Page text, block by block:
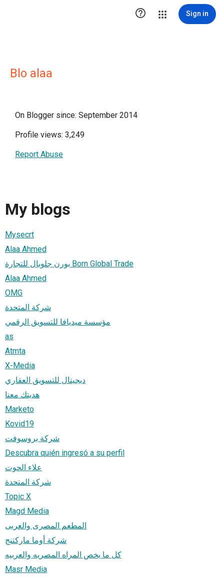
 Sign in
Blo alaa
On Blogger since: September 2014
Profile views: 3,249
Report Abuse
My blogs
Mysecrt
Alaa Ahmed
بورن جلوبال للتجارة Born Global Trade
Alaa Ahmed
OMG
شركة المتحدة
مؤسسة ميديافا للتسويق الرقمي
as
Atmta
X-Media
ديجيتال للتسويق العقاري
هديتك معنا
Marketo
Kovid19
شركة بروسوفت
Descubra quién ingresó a su perfil
علاء الحوت
شركة المتحدة
Topic X
Magd Media
المطعم المصرى والعربى
شركة أوما ماركتنج
كل ما يخص المراه المصريه والعربيه
Masr Media